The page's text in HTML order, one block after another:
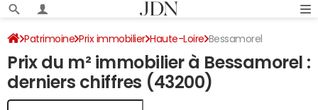
Patrimoine Prix immobilier Haute-Loire Bessamorel
Prix du m² immobilier à Bessamorel :
derniers chiffres (43200)